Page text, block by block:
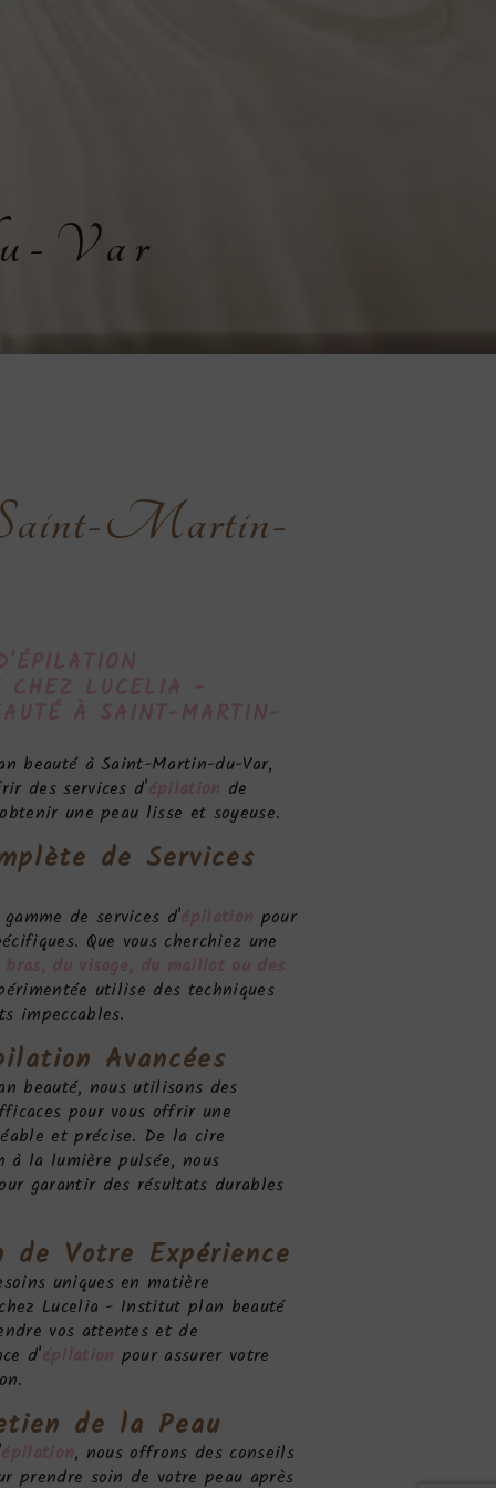
Var
Martin-
ÉPILATION
CHEZ LUCELIA -
À SAINT-MARTIN-
beauté à Saint-Martin-du-Var,
des services d'épilation de
une peau lisse et soyeuse.
de Services
de services d'épilation pour
Que vous cherchiez une
du visage, du maillot ou des
utilise des techniques
impeccables.
Avancées
beauté, nous utilisons des
pour vous offrir une
et précise. De la cire
la lumière pulsée, nous
garantir des résultats durables
de Votre Expérience
uniques en matière
Lucelia - Institut plan beauté
vos attentes et de
d'épilation pour assurer votre
de la Peau
épilation, nous offrons des conseils
prendre soin de votre peau après